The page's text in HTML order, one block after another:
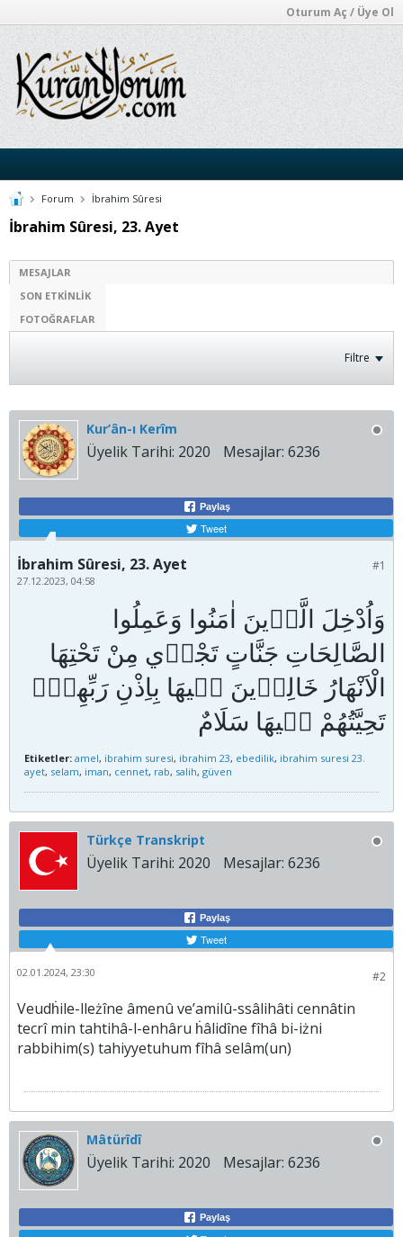
Oturum Aç / Üye Ol
Forum İbrahim Sûresi
İbrahim Sûresi, 23. Ayet
MESAJLAR
SON ETKINLIK
FOTOĞRAFLAR
Filtre
Kur’ân-ı Kerîm
Üyelik Tarihi: 2020 Mesajlar: 6236
Paylaş
Tweet
#1
İbrahim Sûresi, 23. Ayet
27.12.2023, 04:58
وَاُدْخِلَ الَّذ۪ينَ اٰمَنُوا وَعَمِلُوا
الصَّالِحَاتِ جَنَّاتٍ تَجْر۪ي مِنْ تَحْتِهَا
الْاَنْهَارُ خَالِد۪ينَ ف۪يهَا بِاِذْنِ رَبِّهِمْۜ
Etiketler: amel, ibrahim suresi, ibrahim 23, ebedilik, ibrahim suresi 23.
ayet, selam, iman, cennet, rab, salih, güven
Türkçe Transkript
Üyelik Tarihi: 2020 Mesajlar: 6236
Paylaş
Tweet
#2
02.01.2024, 23:30
Veudḣile-lleżîne âmenû ve’amilû-ssâlihâti cennâtin
tecrî min tahtihâ-l-enhâru ḣâlidîne fîhâ bi-iżni
rabbihim(s) tahiyyetuhum fîhâ selâm(un)
Mâtürîdî
Üyelik Tarihi: 2020 Mesajlar: 6236
Paylaş